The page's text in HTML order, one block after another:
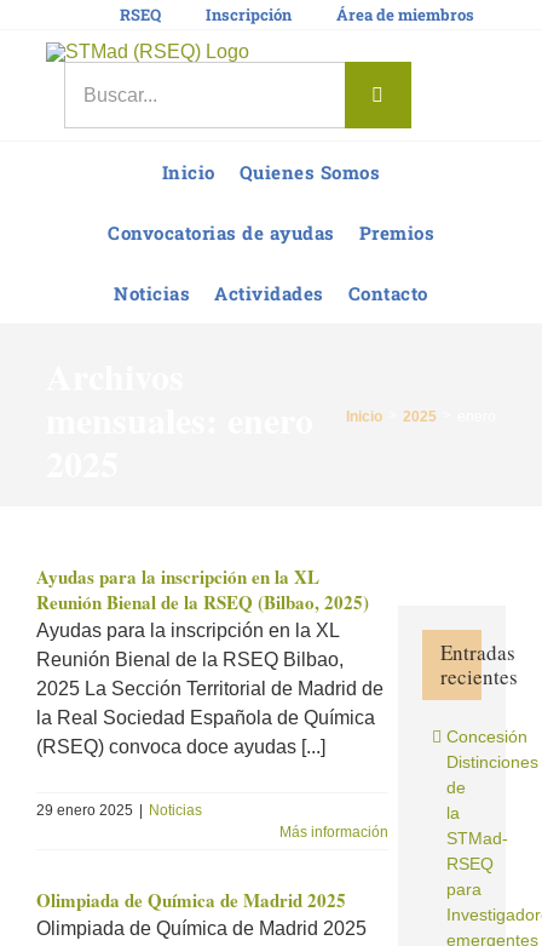
RSEQ Inscripción Área de miembros
Inicio Quienes Somos
Convocatorias de ayudas Premios
Noticias Actividades Contacto
Inicio 2025
Ayudas para la inscripción en la XL
Reunión Bienal de la RSEQ (Bilbao, 2025)
Ayudas para la inscripción en la XL
Reunión Bienal de la RSEQ Bilbao,
2025 La Sección Territorial de Madrid de
la Real Sociedad Española de Química
(RSEQ) convoca doce ayudas [...]
29 enero 2025
Noticias
Más información
Olimpiada de Química de Madrid 2025
Olimpiada de Química de Madrid 2025
Entradas
recientes
Concesión
Distinciones
de
la
STMad-
RSEQ
para
emergentes